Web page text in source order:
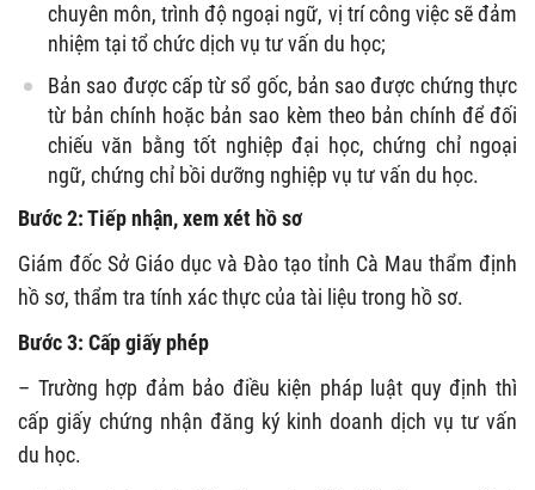
chuyên môn, trình độ ngoại ngữ, vị trí công việc sẽ đảm
nhiệm tại tổ chức dịch vụ tư vấn du học;
Bản sao được cấp từ sổ gốc, bản sao được chứng thực
từ bản chính hoặc bản sao kèm theo bản chính để đối
chiếu văn bằng tốt nghiệp đại học, chứng chỉ ngoại
ngữ, chứng chỉ bồi dưỡng nghiệp vụ tư vấn du học.
Bước 2: Tiếp nhận, xem xét hồ sơ
Giám đốc Sở Giáo dục và Đào tạo tỉnh Cà Mau thẩm định
hồ sơ, thẩm tra tính xác thực của tài liệu trong hồ sơ.
Bước 3: Cấp giấy phép
– Trường hợp đảm bảo điều kiện pháp luật quy định thì
cấp giấy chứng nhận đăng ký kinh doanh dịch vụ tư vấn
du học.